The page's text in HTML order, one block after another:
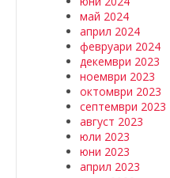
май 2024
април 2024
февруари 2024
декември 2023
ноември 2023
октомври 2023
септември 2023
август 2023
юли 2023
юни 2023
април 2023